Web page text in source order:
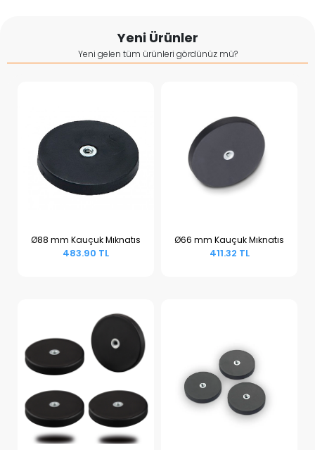
Yeni Ürünler
Yeni gelen tüm ürünleri gördünüz mü?
Sepete Ekle
Ø88 mm Kauçuk Mıknatıs
483.90 TL Sepete Ekle
Ø66 mm Kauçuk Mıknatıs
411.32 TL